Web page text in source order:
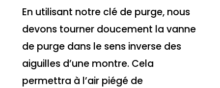
En utilisant notre clé de purge, nous
devons tourner doucement la vanne
de purge dans le sens inverse des
aiguilles d’une montre. Cela
permettra à l’air piégé de